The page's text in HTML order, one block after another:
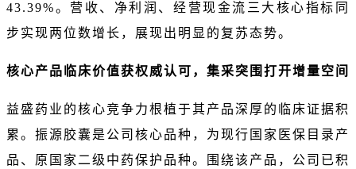
43.39%。营收、净利润、经营现金流三大核心指标同
步实现两位数增长，展现出明显的复苏态势。
核心产品临床价值获权威认可，集采突围打开增量空间
益盛药业的核心竞争力根植于其产品深厚的临床证据积
累。振源胶囊是公司核心品种，为现行国家医保目录产
品、原国家二级中药保护品种。围绕该产品，公司已积